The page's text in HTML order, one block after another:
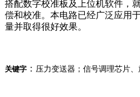
搭配数字校准板及上位机软件，
偿和校准。本电路已经广泛应用
量并取得很好效果。
关键字 ： 压力变送器；信号调理芯片、